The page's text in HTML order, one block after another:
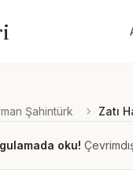
Şahintürk chevron_right Zatı
oku!